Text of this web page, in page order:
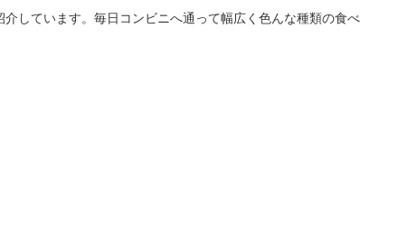
しています。毎日コンビニへ通って幅広く色んな種類の食べ